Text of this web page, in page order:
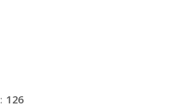
126